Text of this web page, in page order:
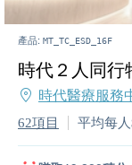
產品: MT_TC_ESD_16F
時代２人同行
時代醫療服務
62項目 平均每